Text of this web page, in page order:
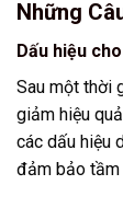
Những
Dấu hiệu
Sau một thời
giảm hiệu
các dấu hiệu
đảm bảo tầm